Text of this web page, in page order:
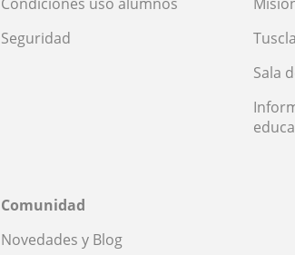
Seguridad
Sala
Comunidad
Novedades y Blog